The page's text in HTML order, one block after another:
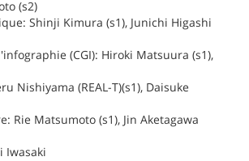
(s2)
Shinji Kimura (s1), Junichi Higashi
(CGI): Hiroki Matsuura (s1),
Nishiyama (REAL-T)(s1), Daisuke
Rie Matsumoto (s1), Jin Aketagawa
Iwasaki